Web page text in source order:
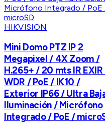
HIKVISION
Mini Domo PTZ IP 2
Megapixel / 4X Zoom /
H.265+ / 20 mts IR
WDR / PoE / IK10 /
Exterior IP66 / Ultra
Iluminación / Micrófono
Integrado / PoE /